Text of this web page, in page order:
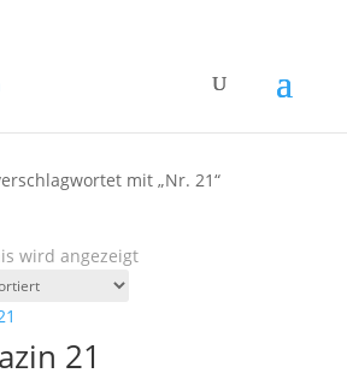
mit „Nr. 21“
wird angezeigt
21